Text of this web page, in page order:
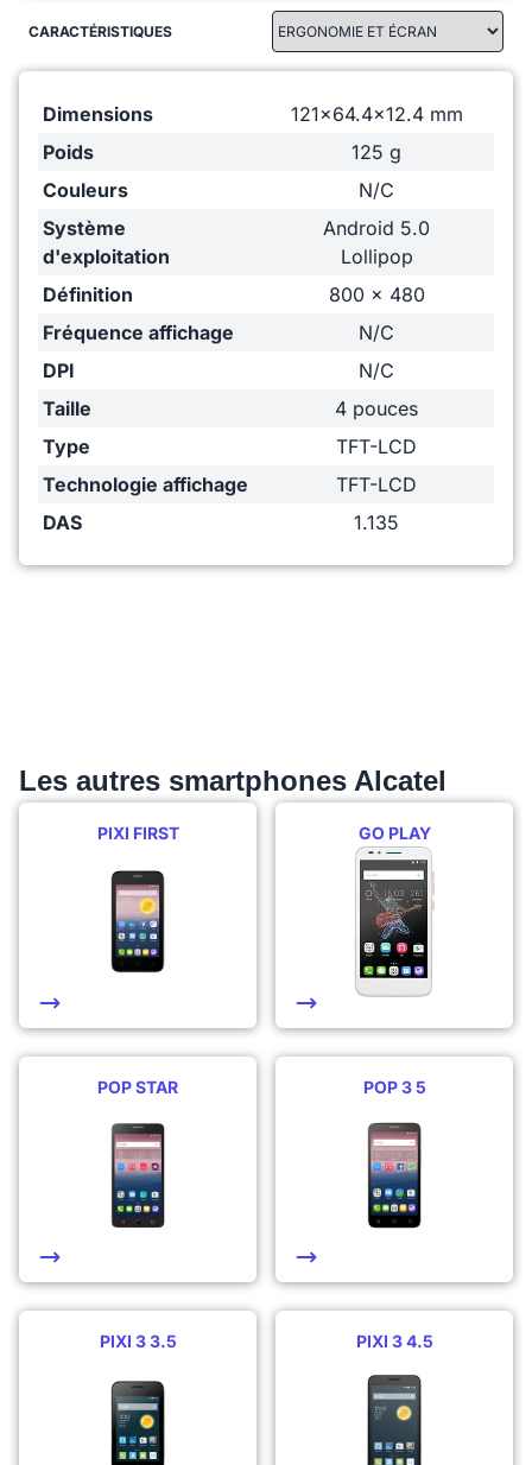
CARACTÉRISTIQUES
Dimensions
121x64.4x12.4 mm
Poids
125 g
Couleurs
N/C
Système
d'exploitation
Android 5.0
Lollipop
Définition
800 x 480
Fréquence affichage
N/C
DPI
N/C
Taille
4 pouces
Type
TFT-LCD
Technologie affichage
TFT-LCD
DAS
1.135
Les autres smartphones Alcatel
PIXI FIRST GO PLAY
POP STAR POP 3 5
PIXI 3 3.5 PIXI 3 4.5